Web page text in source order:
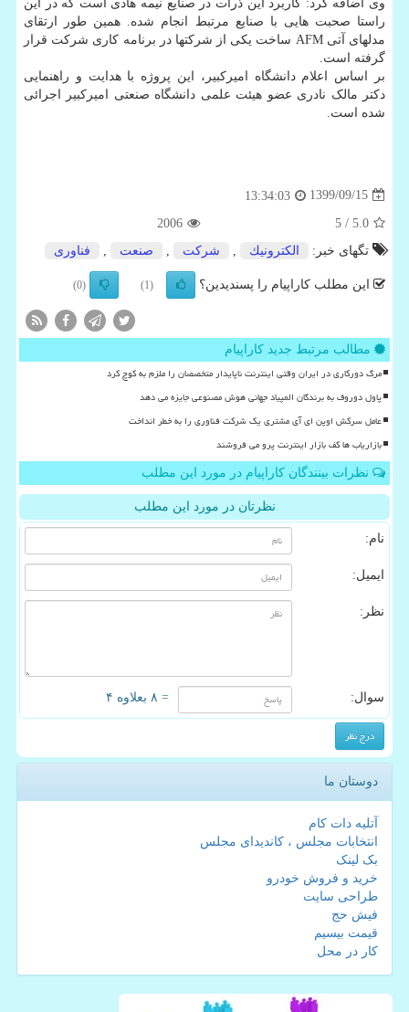
وی اضافه کرد: کاربرد این ذرات در صنایع نیمه هادی است که در این
راستا صحبت هایی با صنایع مرتبط انجام شده. همین طور ارتقای
مدلهای آتی AFM ساخت یکی از شرکتها در برنامه کاری شرکت قرار
گرفته است.
بر اساس اعلام دانشگاه امیرکبیر، این پروژه با هدایت و راهنمایی
دکتر مالک نادری عضو هیئت علمی دانشگاه صنعتی امیرکبیر اجرائی
شده است.
1399/09/15
13:34:03
5.0
/ 5
2006
تگهای خبر:
الكترونیك شركت صنعت فناوری
این مطلب کاراپیام را پسندیدین؟ (1)
(0)
مطالب مرتبط جدید کاراپیام
مرگ دورکاری در ایران وقتی اینترنت ناپایدار متخصصان را ملزم به کوچ کرد
پاول دوروف به برندگان المپیاد جهانی هوش مصنوعی جایزه می دهد
عامل سرکش اوپن ای آی مشتری یک شرکت فناوری را به خطر انداخت
بازاریاب ها کف بازار اینترنت پرو می فروشند
نظرات بینندگان کاراپیام در مورد این مطلب
نظرتان در مورد این مطلب
نام:
ایمیل:
نظر:
سوال: = ۸ بعلاوه ۴
دوستان ما
آتلیه دات کام
انتخابات مجلس ، کاندیدای مجلس
بک لینک
خرید و فروش خودرو
طراحی سایت
فیش حج
قیمت بیسیم
کار در محل